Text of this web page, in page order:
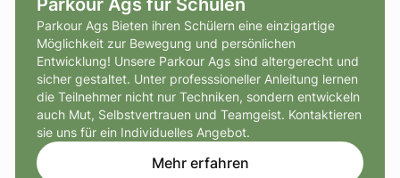
Parkour Ags für Schulen
Parkour Ags Bieten ihren Schülern eine einzigartige
Möglichkeit zur Bewegung und persönlichen
Entwicklung! Unsere Parkour Ags sind altergerecht und
sicher gestaltet. Unter professsioneller Anleitung lernen
die Teilnehmer nicht nur Techniken, sondern entwickeln
auch Mut, Selbstvertrauen und Teamgeist. Kontaktieren
sie uns für ein Individuelles Angebot.
Mehr erfahren